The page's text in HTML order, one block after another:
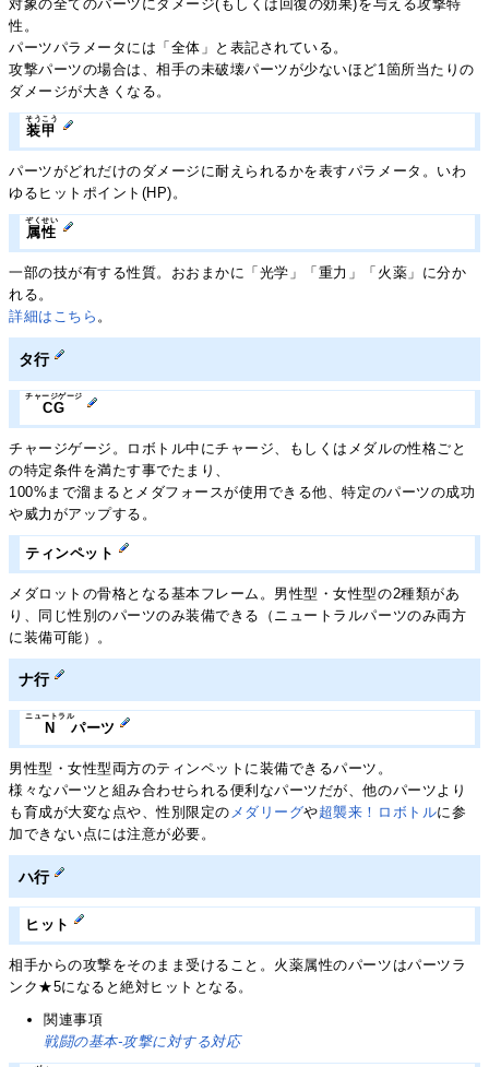
対象の全てのパーツにダメージ(もしくは回復の効果)を与える攻撃特
性。
パーツパラメータには「全体」と表記されている。
攻撃パーツの場合は、相手の未破壊パーツが少ないほど1箇所当たりの
ダメージが大きくなる。
装甲
そうこう
パーツがどれだけのダメージに耐えられるかを表すパラメータ。いわ
ゆるヒットポイント(HP)。
属性
ぞくせい
一部の技が有する性質。おおまかに「光学」「重力」「火薬」に分か
れる。
詳細はこちら 。
タ行
CG
チャージゲージ
チャージゲージ。ロボトル中にチャージ、もしくはメダルの性格ごと
の特定条件を満たす事でたまり、
100%まで溜まるとメダフォースが使用できる他、特定のパーツの成功
や威力がアップする。
ティンペット
メダロットの骨格となる基本フレーム。男性型・女性型の2種類があ
り、同じ性別のパーツのみ装備できる（ニュートラルパーツのみ両方
に装備可能）。
ナ行
N
ニュートラル
パーツ
男性型・女性型両方のティンペットに装備できるパーツ。
様々なパーツと組み合わせられる便利なパーツだが、他のパーツより
も育成が大変な点や、性別限定の メダリーグや超襲来！ロボトルに参
加できない点には注意が必要。
ハ行
ヒット
相手からの攻撃をそのまま受けること。火薬属性のパーツはパーツラ
ンク★5になると絶対ヒットとなる。
関連事項
戦闘の基本-攻撃に対する対応